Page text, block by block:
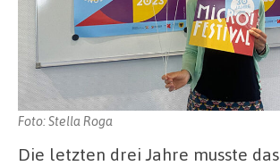
Foto: Stella Roga
Die letzten drei Jahre musste das